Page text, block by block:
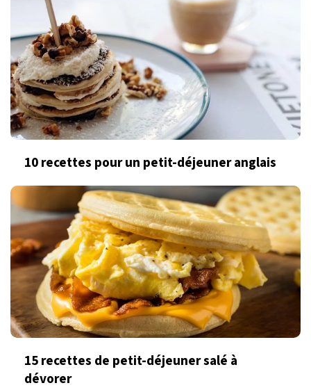
10 recettes pour un petit-déjeuner anglais
15 recettes de petit-déjeuner salé à
dévorer